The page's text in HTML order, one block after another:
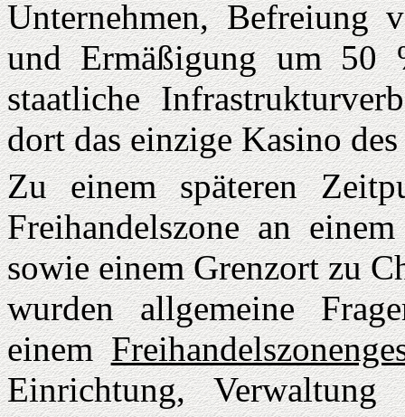
Unternehmen, Befreiung
und Ermäßigung um 50
staatliche
dort das einzige Kasino
Zu einem späteren
Freihandelszone an
sowie einem Grenzort zu
wurden allgemeine
einem
Einrichtung,